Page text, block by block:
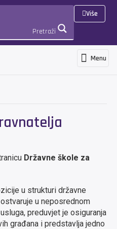
Pretraži
Više
Menu
Državne škole za
u strukturi državne
u neposrednom
preduvjet je osiguranja
građana i predstavlja jedno